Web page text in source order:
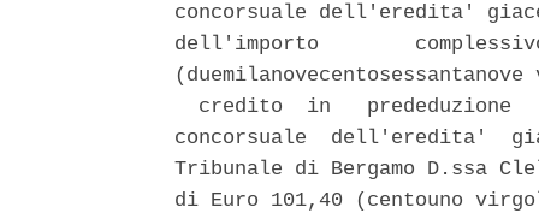
concorsuale dell'eredita'
dell'importo
credito  in   prededuzione
concorsuale  dell'eredita'
Tribunale di Bergamo D.ssa
di Euro 101,40 (centouno